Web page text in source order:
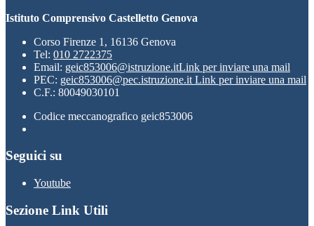
Istituto Comprensivo Castelletto Genova
Corso Firenze 1, 16136 Genova
Tel: 010 2722375
Email: geic853006@istruzione.itLink per inviare una mail
PEC: geic853006@pec.istruzione.it Link per inviare una mail
C.F.: 80049030101
Codice meccanografico geic853006
Seguici su
Youtube
Sezione Link Utili